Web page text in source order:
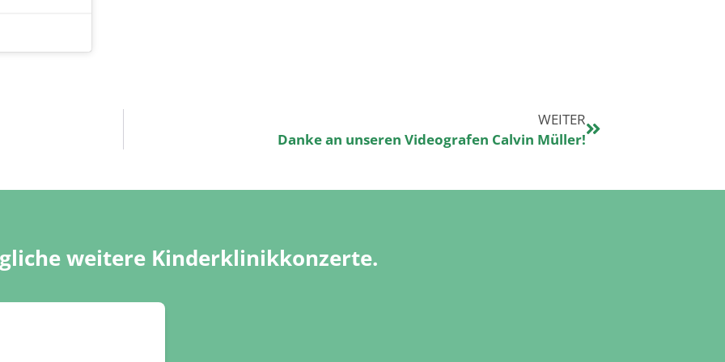
WEITER
Danke an unseren Videografen Calvin Müller!
weitere Kinderklinikkonzerte.